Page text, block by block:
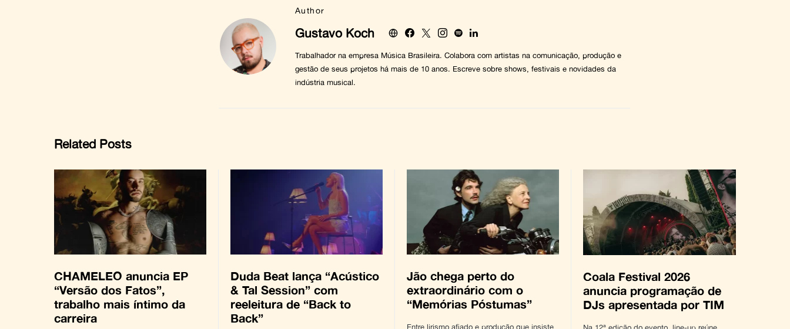
Author
Gustavo Koch
Trabalhador na empresa Música Brasileira. Colabora com artistas na comunicação, produção e
gestão de seus projetos há mais de 10 anos. Escreve sobre shows, festivais e novidades da
indústria musical.
Related Posts
CHAMELEO anuncia EP
“Versão dos Fatos”,
trabalho mais íntimo da
carreira
Duda Beat lança “Acústico
& Tal Session” com
reeleitura de “Back to
Back”
Jão chega perto do
extraordinário com o
“Memórias Póstumas”
Entre lirismo afiado e produção que insiste
Coala Festival 2026
anuncia programação de
DJs apresentada por TIM